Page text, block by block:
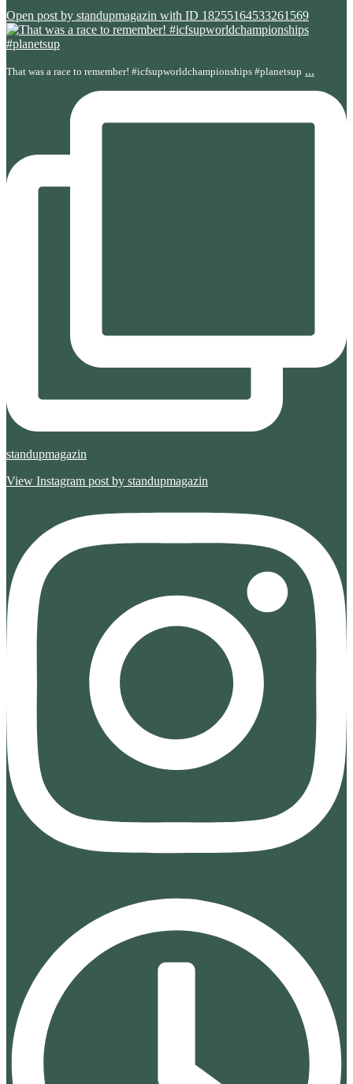
Open post by standupmagazin with ID 18255164533261569
That was a race to remember! #icfsupworldchampionships #planetsup ...
standupmagazin
View Instagram post by standupmagazin